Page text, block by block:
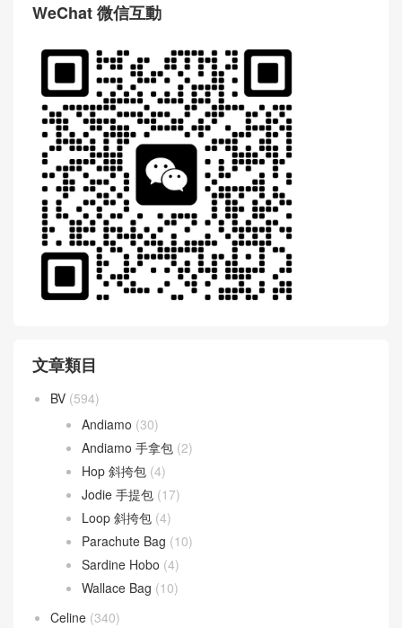
WeChat 微信互動
文章類目
BV (594)
Andiamo (30)
Andiamo 手拿包 (2)
Hop 斜挎包 (4)
Jodie 手提包 (17)
Loop 斜挎包 (4)
Parachute Bag (10)
Sardine Hobo (4)
Wallace Bag (10)
Celine (340)